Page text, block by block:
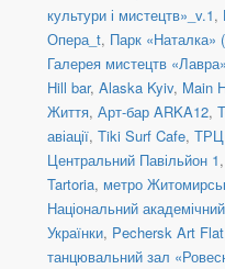
культури і мистецтв»_v.1,
Опера_t, Парк «Наталка»
Галерея мистецтв «Лавра»
Hill bar, Alaska Kyiv, Main
Життя, Арт-бар ARKA12,
авіації, Tiki Surf Cafe, ТРЦ
Центральний Павільйон 1,
Tartoria, метро
Національний
Українки, Pechersk Art Flat
танцювальний зал